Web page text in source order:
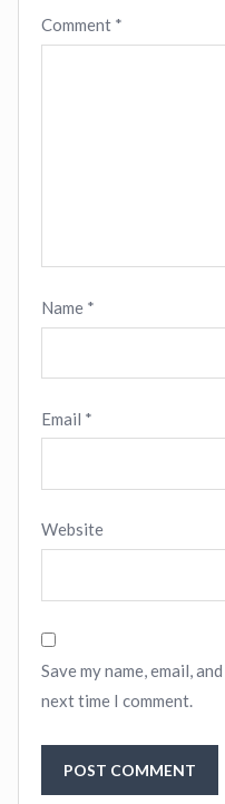
Comment *
Name *
Email *
Website
Save my name, email,
next time I comment.